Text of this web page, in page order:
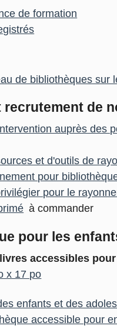
de formation
de bibliothèques sur
recrutement de
auprès des
et d'outils de
pour
pour le
à commander
pour les
accessibles
x 17 po
enfants et des
accessible pour